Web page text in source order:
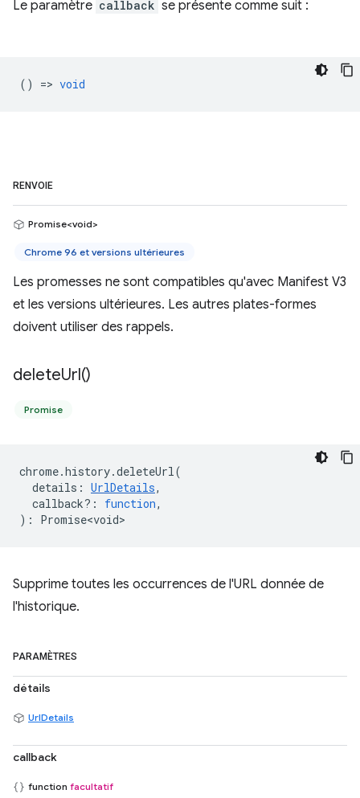
Le paramètre callback se présente comme suit :
() => void
RENVOIE
Promise<void>
Chrome 96 et versions ultérieures
Les promesses ne sont compatibles qu'avec Manifest V3
et les versions ultérieures. Les autres plates-formes
doivent utiliser des rappels.
deleteUrl()
Promise
chrome.history.deleteUrl(
details : UrlDetails,
callback? : function,
) : Promise<void>
Supprime toutes les occurrences de l'URL donnée de
l'historique.
PARAMÈTRES
détails
UrlDetails
callback
function facultatif